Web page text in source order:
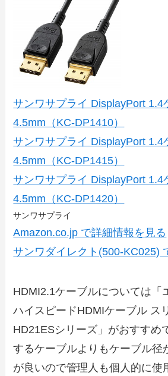
サンワサプライ DisplayPort 1.4
4.5mm（KC-DP1410）
サンワサプライ DisplayPort 1.4
4.5mm（KC-DP1415）
サンワサプライ DisplayPort 1.4
4.5mm（KC-DP1420）
サンワサプライ
Amazon.co.jp で詳細情報を見る
サンワダイレクト(500-KC025)
HDMI2.1ケーブルについては「
ハイスピードHDMIケーブル ス
HD21ESシリーズ」がおすすめ
するケーブルよりもケーブル径
が良いので管理人も個人的に使